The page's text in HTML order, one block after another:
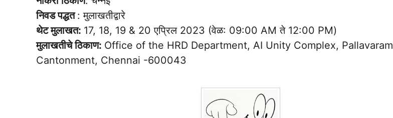
निवड पद्धत: मुलाखतीद्वारे
थेट मुलाखत: 17, 18, 19 & 20 एप्रिल 2023 (वेळ: 09:00 AM ते 12:00 PM)
मुलाखतीचे ठिकाण: Office of the HRD Department, AI Unity Complex, Pallavaram
Cantonment, Chennai -600043